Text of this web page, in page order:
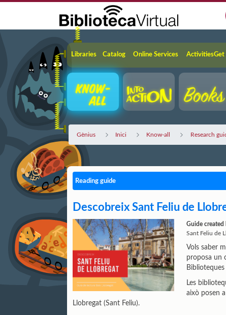
Navigation
Libraries Catalog Online Services ActivitiesGet
Gènius Inici Know-all Research
Reading guide
Descobreix Sant Feliu de
Guide created
Sant Feliu de
Vols saber
proposa un
Les
això posen
Llobregat (Sant Feliu).